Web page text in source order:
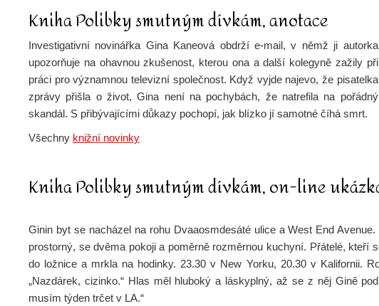
Kniha Polibky smutným dívkám, anotace
Investigativní novinářka Gina Kaneová obdrží e-mail, v němž ji autorka
upozorňuje na ohavnou zkušenost, kterou ona a další kolegyně zažily při
práci pro významnou televizní společnost. Když vyjde najevo, že pisatelka
zprávy přišla o život, Gina není na pochybách, že natrefila na pořádný
skandál. S přibývajícími důkazy pochopí, jak blízko jí samotné číhá smrt.
Všechny knižní novinky
Kniha Polibky smutným dívkám, on-line
Ginin byt se nacházel na rohu Dvaaosmdesáté ulice a West End
prostorný, se dvěma pokoji a poměrně rozměrnou kuchyní. Přátelé,
do ložnice a mrkla na hodinky. 23.30 v New Yorku, 20.30 v Kalifornii.
„Nazdárek, cizinko.“ Hlas měl hluboký a láskyplný, až se z něj Gině
musím týden trčet v LA.“